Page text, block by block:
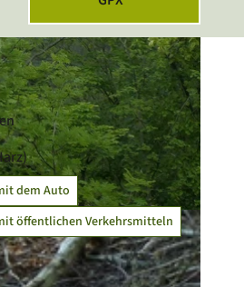
dem Auto
öffentlichen Verkehrsmitteln